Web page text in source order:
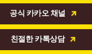
공식 카카오 채널
친절한 카톡상담